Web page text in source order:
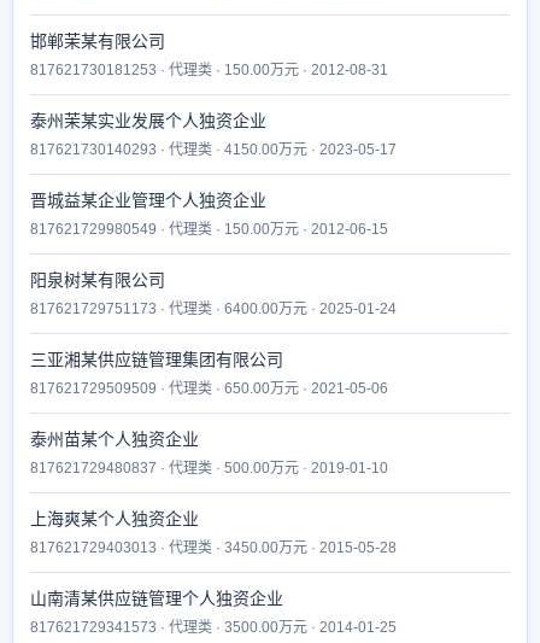
邯郸茉某有限公司
817621730181253 · 代理类 · 150.00万元 · 2012-08-31
泰州茉某实业发展个人独资企业
817621730140293 · 代理类 · 4150.00万元 · 2023-05-17
晋城益某企业管理个人独资企业
817621729980549 · 代理类 · 150.00万元 · 2012-06-15
阳泉树某有限公司
817621729751173 · 代理类 · 6400.00万元 · 2025-01-24
三亚湘某供应链管理集团有限公司
817621729509509 · 代理类 · 650.00万元 · 2021-05-06
泰州苗某个人独资企业
817621729480837 · 代理类 · 500.00万元 · 2019-01-10
上海爽某个人独资企业
817621729403013 · 代理类 · 3450.00万元 · 2015-05-28
山南清某供应链管理个人独资企业
817621729341573 · 代理类 · 3500.00万元 · 2014-01-25